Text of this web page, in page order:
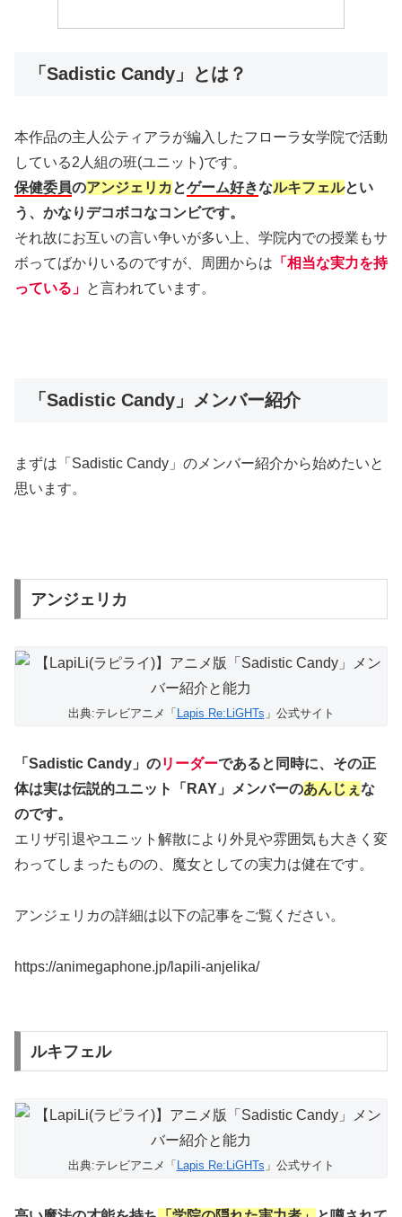
「Sadistic Candy」とは？
本作品の主人公ティアラが編入したフローラ女学院で活動
している2人組の班(ユニット)です。
保健委員のアンジェリカ とゲーム好きなルキフェルとい
う、かなりデコボコなコンビです。
それ故にお互いの言い争いが多い上、学院内での授業もサ
ボってばかりいるのですが、周囲からは 「相当な実力を持
っている」 と言われています。
「Sadistic Candy」メンバー紹介
まずは「Sadistic Candy」のメンバー紹介から始めたいと
思います。
アンジェリカ
出典:テレビアニメ「Lapis Re:LiGHTs 」公式サイト
「Sadistic Candy」のリーダーであると同時に、その正
体は実は伝説的ユニット「RAY」メンバーのあんじぇ な
のです。
エリザ引退やユニット解散により外見や雰囲気も大きく変
わってしまったものの、魔女としての実力は健在です。
アンジェリカの詳細は以下の記事をご覧ください。
https://animegaphone.jp/lapili-anjelika/
ルキフェル
出典:テレビアニメ「Lapis Re:LiGHTs 」公式サイト